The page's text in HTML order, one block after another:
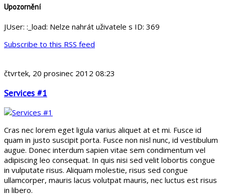
Upozornění
JUser: :_load: Nelze nahrát uživatele s ID: 369
Subscribe to this RSS feed
čtvrtek, 20 prosinec 2012 08:23
Services #1
Cras nec lorem eget ligula varius aliquet at et mi. Fusce id
quam in justo suscipit porta. Fusce non nisl nunc, id vestibulum
augue. Donec interdum sapien vitae sem condimentum vel
adipiscing leo consequat. In quis nisi sed velit lobortis congue
in vulputate risus. Aliquam molestie, risus sed congue
ullamcorper, mauris lacus volutpat mauris, nec luctus est risus
in libero.